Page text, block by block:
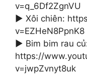
v=q_6Df2ZgnVU
► Xôi chiên:
v=EZHeN8PpnK8
► Bim bim rau
https://
v=jwpZvnyt8uk